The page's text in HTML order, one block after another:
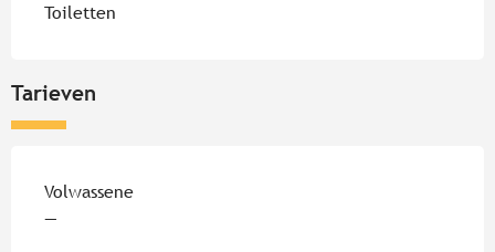
Toiletten
Tarieven
Tarieven 2026
Volwassene
—